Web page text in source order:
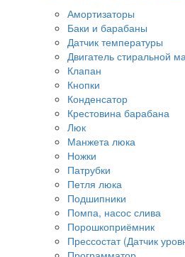
Амортизаторы
Баки и барабаны
Датчик температуры
Двигатель стиральной
Клапан
Кнопки
Конденсатор
Крестовина барабана
Люк
Манжета люка
Ножки
Патрубки
Петля люка
Подшипники
Помпа, насос слива
Порошкоприёмник
Прессостат (Датчик